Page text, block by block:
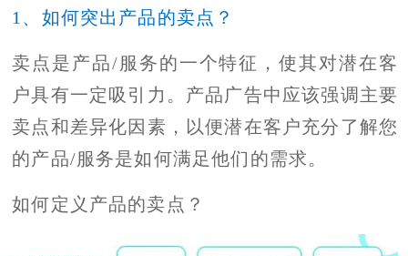
1、如何突出产品的卖点？
卖点是产品/服务的一个特征，使其对潜在客
户具有一定吸引力。产品广告中应该强调主要
卖点和差异化因素，以便潜在客户充分了解您
的产品/服务是如何满足他们的需求。
如何定义产品的卖点？